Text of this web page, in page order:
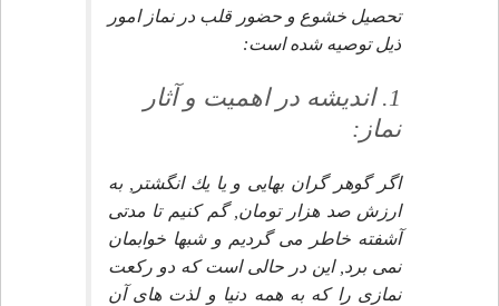
تحصيل خشوع و حضور قلب در نماز امور
ذيل توصيه شده است:
1. انديشه در اهميت و آثار
نماز:
اگر گوهر گران بهايى و يا يك انگشتر, به
ارزش صد هزار تومان, گم كنيم تا مدتى
آشفته خاطر مى گرديم و شبها خوابمان
نمى برد, اين در حالى است كه دو ركعت
نمازى را كه به همه دنيا و لذت هاى آن